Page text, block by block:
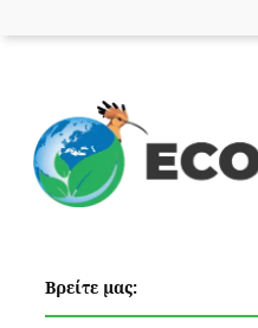
Βρείτε μας: